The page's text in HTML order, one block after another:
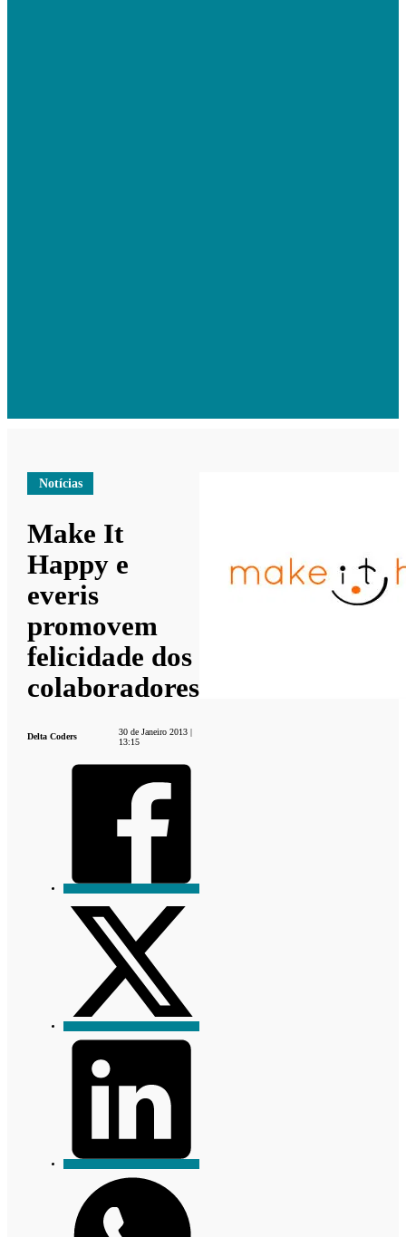
Notícias
Make It
Happy e
everis
promovem
felicidade dos
colaboradores
Delta Coders
30 de Janeiro 2013 |
13:15